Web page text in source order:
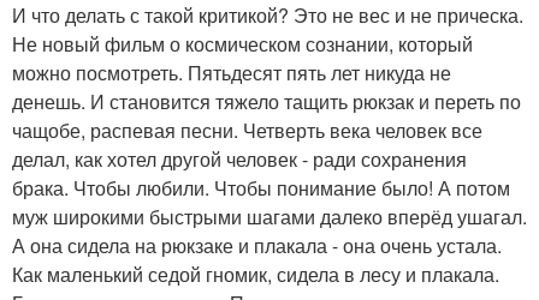
И что делать с такой критикой? Это не вес и не прическа.
Не новый фильм о космическом сознании, который
можно посмотреть. Пятьдесят пять лет никуда не
денешь. И становится тяжело тащить рюкзак и переть по
чащобе, распевая песни. Четверть века человек все
делал, как хотел другой человек - ради сохранения
брака. Чтобы любили. Чтобы понимание было! А потом
муж широкими быстрыми шагами далеко вперёд ушагал.
А она сидела на рюкзаке и плакала - она очень устала.
Как маленький седой гномик, сидела в лесу и плакала.